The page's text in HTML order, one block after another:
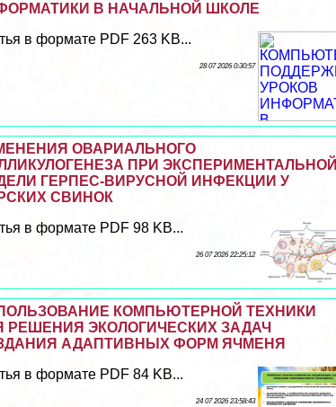
В НАЧАЛЬНОЙ ШКОЛЕ
в формате PDF 263 KB...
28 07 2026 0:30:57
ОВАРИАЛЬНОГО
ПРИ ЭКСПЕРИМЕНТАЛЬНОЙ
ГЕРПЕС-ВИРУСНОЙ ИНФЕКЦИИ У
СВИНОК
в формате PDF 98 KB...
26 07 2026 22:25:12
КОМПЬЮТЕРНОЙ ТЕХНИКИ
РЕШЕНИЯ ЭКОЛОГИЧЕСКИХ ЗАДАЧ
АДАПТИВНЫХ ФОРМ ЯЧМЕНЯ
в формате PDF 84 KB...
24 07 2026 23:58:43